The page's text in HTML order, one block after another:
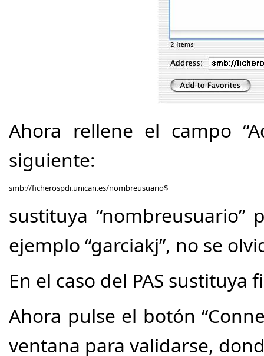
Ahora rellene el campo
siguiente:
smb://ficherospdi.unican.es/nombreusuario$
sustituya
ejemplo “garciakj”, no se
En el caso del PAS
Ahora pulse el botón
ventana para validarse,